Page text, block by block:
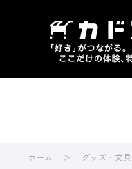
ホーム グッズ・文具